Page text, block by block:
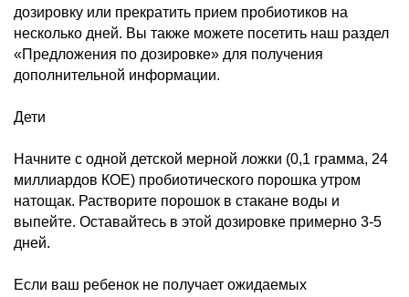
дозировку или прекратить прием пробиотиков на
несколько дней. Вы также можете посетить наш раздел
«Предложения по дозировке» для получения
дополнительной информации.
Дети
Начните с одной детской мерной ложки (0,1 грамма, 24
миллиардов КОЕ) пробиотического порошка утром
натощак. Растворите порошок в стакане воды и
выпейте. Оставайтесь в этой дозировке примерно 3-5
дней.
Если ваш ребенок не получает ожидаемых